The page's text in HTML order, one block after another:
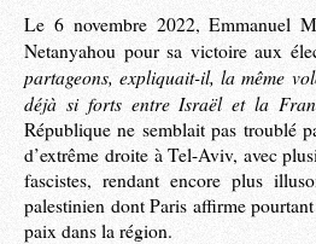
Le 6 novembre 2022, Emmanuel
Netanyahou pour sa victoire aux
partageons, expliquait-il, la même
déjà si forts entre Israël et la
République ne semblait pas troublé
d’extrême droite à Tel-Aviv, avec
fascistes, rendant encore plus
palestinien dont Paris affirme
paix dans la région.